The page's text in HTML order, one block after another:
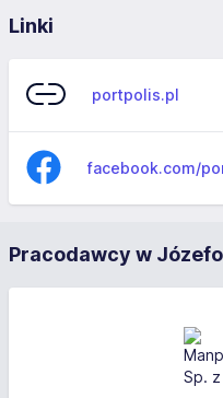
Linki
portpolis.pl
facebook.com/
Pracodawcy w